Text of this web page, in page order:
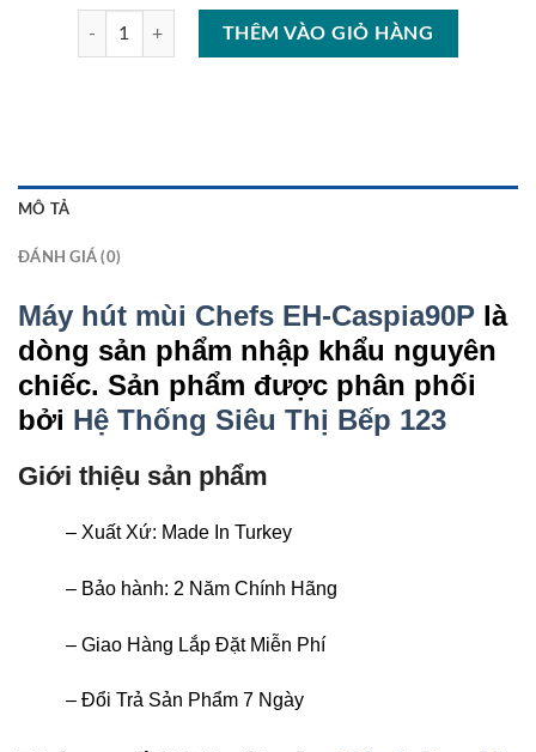
Máy hút mùi Chefs EH-Caspia90P số lượng
THÊM VÀO GIỎ HÀNG
MÔ TẢ
ĐÁNH GIÁ (0)
Máy hút mùi Chefs EH-Caspia90P là
dòng sản phẩm nhập khẩu nguyên
chiếc. Sản phẩm được phân phối
bởi Hệ Thống Siêu Thị Bếp 123
Giới thiệu sản phẩm
– Xuất Xứ: Made In Turkey
– Bảo hành: 2 Năm Chính Hãng
– Giao Hàng Lắp Đặt Miễn Phí
– Đổi Trả Sản Phẩm 7 Ngày